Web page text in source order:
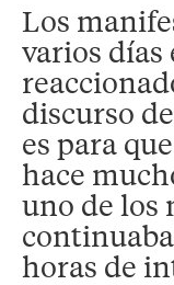
Los
varios
discurso
es para
hace
uno de los
horas de